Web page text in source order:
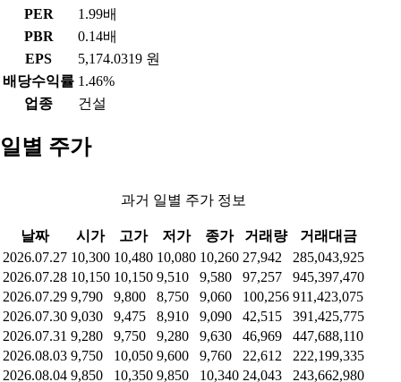
PER
1.99배
PBR
0.14배
EPS
5,174.0319 원
배당수익률 1.46%
업종
건설
일별 주가
과거 일별 주가 정보
날짜 시가 고가 저가 종가 거래량
거래대금
2026.07.27 10,300 10,480 10,080 10,260 27,942
285,043,925
2026.07.28 10,150 10,150 9,510 9,580 97,257
945,397,470
2026.07.29 9,790 9,800 8,750 9,060 100,256 911,423,075
2026.07.30 9,030 9,475 8,910 9,090 42,515
391,425,775
2026.07.31 9,280 9,750 9,280 9,630 46,969
447,688,110
2026.08.03 9,750 10,050 9,600 9,760 22,612
222,199,335
2026.08.04 9,850 10,350 9,850 10,340 24,043 243,662,980